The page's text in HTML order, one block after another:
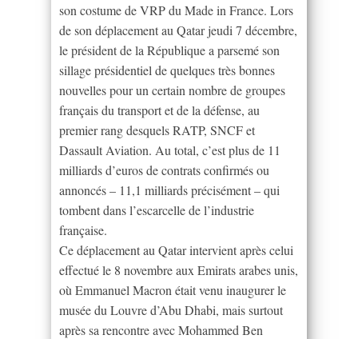
son costume de VRP du Made in France. Lors
de son déplacement au Qatar jeudi 7 décembre,
le président de la République a parsemé son
sillage présidentiel de quelques très bonnes
nouvelles pour un certain nombre de groupes
français du transport et de la défense, au
premier rang desquels RATP, SNCF et
Dassault Aviation. Au total, c’est plus de 11
milliards d’euros de contrats confirmés ou
annoncés – 11,1 milliards précisément – qui
tombent dans l’escarcelle de l’industrie
française.
Ce déplacement au Qatar intervient après celui
effectué le 8 novembre aux Emirats arabes unis,
où Emmanuel Macron était venu inaugurer le
musée du Louvre d’Abu Dhabi, mais surtout
après sa rencontre avec Mohammed Ben